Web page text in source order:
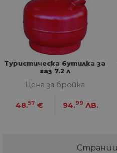
Туристическа бутилка за
газ 7.2 л
Цена за бройка
48.57 € 94.99 ЛВ.